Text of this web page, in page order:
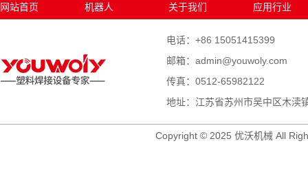
网站首页 机器人 关于我们 应用行业
电话：+86 15051415399
邮箱：admin@youwoly.com
传真：0512-65982122
地址：江苏省苏州市吴中区木渎
Copyright © 2025 优沃机械 All